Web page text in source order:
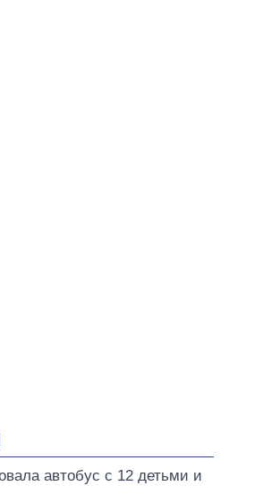
автобус с 12 детьми и